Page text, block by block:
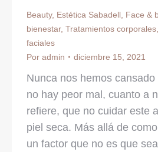
Beauty, Estética Sabadell Face &
bienestar, Tratamientos corporales
faciales
Por admin diciembre 15, 2021
Nunca nos hemos
no hay peor mal, cuanto a
refiere, que no cuidar este
piel seca. Más allá de
un factor que no es que